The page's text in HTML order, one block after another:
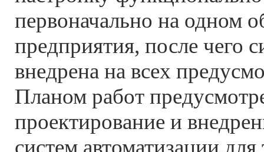
первоначально на одном
предприятия, после чего
внедрена на всех
Планом работ
проектирование и
систем автоматизации